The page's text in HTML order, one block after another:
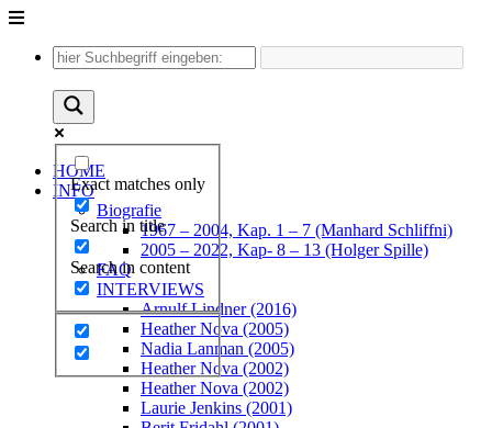
Unter
Inhalt
Exact matches only
Search in title
Search in content
HOME
INFO
Biografie
1967 – 2004, Kap. 1 – 7 (Manhard Schliffni)
2005 – 2022, Kap- 8 – 13 (Holger Spille)
FAQ
INTERVIEWS
Arnulf Lindner (2016)
Heather Nova (2005)
Nadia Lanman (2005)
Heather Nova (2002)
Heather Nova (2002)
Laurie Jenkins (2001)